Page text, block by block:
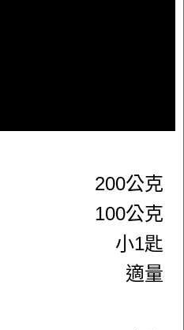
200公克
100公克
小1匙
適量